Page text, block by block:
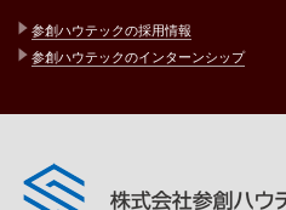
参創ハウテックの採用情報
参創ハウテックのインターンシップ